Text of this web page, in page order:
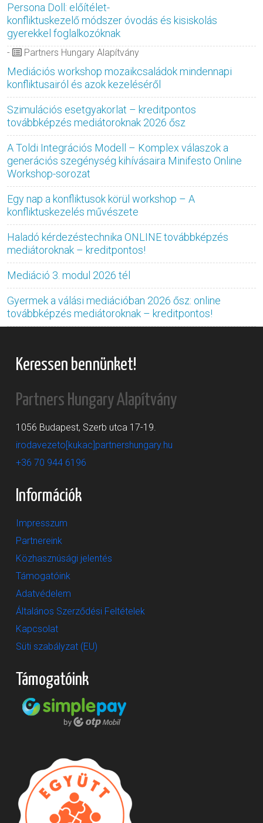
Persona Doll: előítélet-
konfliktuskezelő módszer óvodás és kisiskolás
gyerekkel foglalkozóknak
- Partners Hungary Alapítvány
Mediációs workshop mozaikcsaládok mindennapi
konfliktusairól és azok kezeléséről
Szimulációs esetgyakorlat – kreditpontos
továbbképzés mediátoroknak 2026 ősz
A Toldi Integrációs Modell – Komplex válaszok a
generációs szegénység kihívásaira Minifesto Online
Workshop-sorozat
Egy nap a konfliktusok körül workshop – A
konfliktuskezelés művészete
Haladó kérdezéstechnika ONLINE továbbképzés
mediátoroknak – kreditpontos!
Mediáció 3. modul 2026 tél
Gyermek a válási mediációban 2026 ősz: online
továbbképzés mediátoroknak – kreditpontos!
Keressen bennünket!
Partners Hungary Alapítvány
1056 Budapest, Szerb utca 17-19.
irodavezeto[kukac]partnershungary.hu
+36 70 944 6196
Információk
Impresszum
Partnereink
Közhasznúsági jelentés
Támogatóink
Adatvédelem
Általános Szerződési Feltételek
Kapcsolat
Süti szabályzat (EU)
Támogatóink